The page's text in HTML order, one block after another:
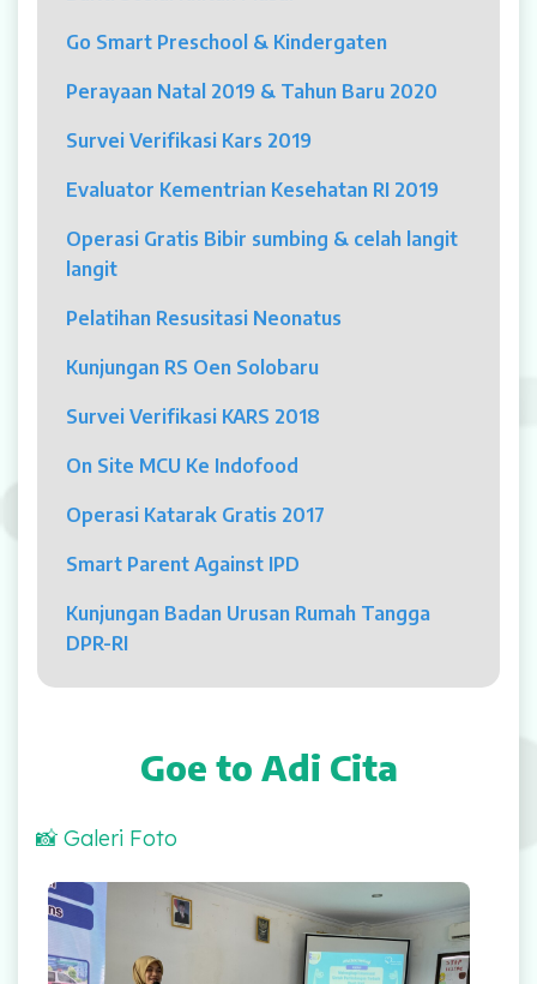
Dokter
Jadwal Dokter
Sunday Clinic
Dokter Spesialis
Dokter Umum
Pelayanan
Rawat Jalan
Rawat Inap
Kamar Operasi
Rehabilitasi Medik
Pelayanan 24 Jam
UGD
Go Smart Preschool & Kindergaten
Perayaan Natal 2019 & Tahun Baru 2020
Survei Verifikasi Kars 2019
Evaluator Kementrian Kesehatan RI 2019
Operasi Gratis Bibir sumbing & celah langit
langit
Pelatihan Resusitasi Neonatus
Kunjungan RS Oen Solobaru
Survei Verifikasi KARS 2018
On Site MCU Ke Indofood
Operasi Katarak Gratis 2017
Smart Parent Against IPD
Kunjungan Badan Urusan Rumah Tangga
DPR-RI
Goe to Adi Cita
📸 Galeri Foto